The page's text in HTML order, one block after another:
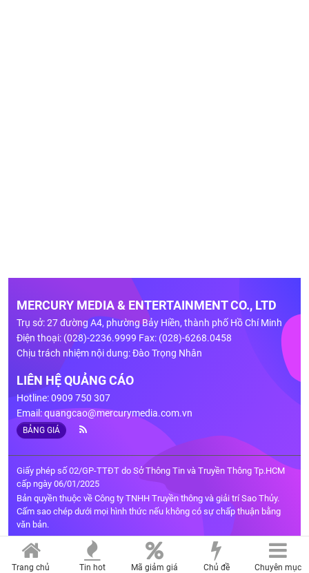
MERCURY MEDIA & ENTERTAINMENT CO., LTD
Trụ sở: 27 đường A4, phường Bảy Hiền, thành phố Hồ Chí Minh
Điện thoại: (028)-2236.9999 Fax: (028)-6268.0458
Chịu trách nhiệm nội dung: Đào Trọng Nhân
LIÊN HỆ QUẢNG CÁO
Hotline: 0909 750 307
Email:quangcao@mercurymedia.com.vn
BẢNG GIÁ
Giấy phép số 02/GP-TTĐT do Sở Thông Tin và Truyền Thông Tp.HCM
cấp ngày 06/01/2025
Bản quyền thuộc về Công ty TNHH Truyền thông và giải trí Sao Thủy.
Cấm sao chép dưới mọi hình thức nếu không có sự chấp thuận bằng
văn bản.
Trang chủ Tin hot Mã giảm giá Chủ đề Chuyên mục